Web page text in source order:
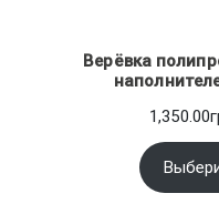
Верёвка
1,350.00